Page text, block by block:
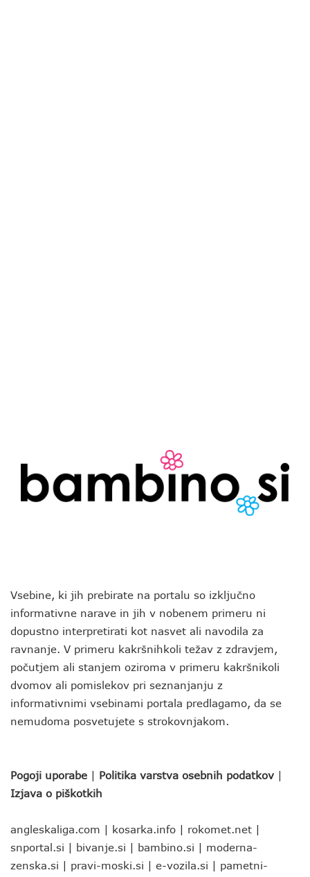
Vsebine, ki jih prebirate na portalu so izključno
informativne narave in jih v nobenem primeru ni
dopustno interpretirati kot nasvet ali navodila za
ravnanje. V primeru kakršnihkoli težav z zdravjem,
počutjem ali stanjem oziroma v primeru kakršnikoli
dvomov ali pomislekov pri seznanjanju z
informativnimi vsebinami portala predlagamo, da se
nemudoma posvetujete s strokovnjakom.
Pogoji uporabe | Politika varstva osebnih podatkov |
Izjava o piškotkih
angleskaliga.com | kosarka.info | rokomet.net |
snportal.si | bivanje.si | bambino.si | moderna-
zenska.si | pravi-moski.si | e-vozila.si | pametni-